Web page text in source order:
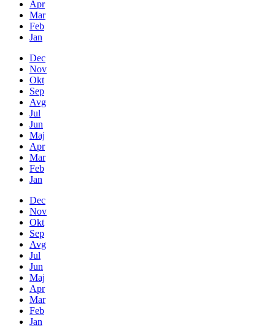
Apr
Mar
Feb
Jan
Dec
Nov
Okt
Sep
Avg
Jul
Jun
Maj
Apr
Mar
Feb
Jan
Dec
Nov
Okt
Sep
Avg
Jul
Jun
Maj
Apr
Mar
Feb
Jan